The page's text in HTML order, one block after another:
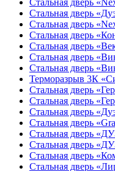
Стальная дверь
Стальная дверь
Стальная дверь
Стальная дверь
Стальная дверь
Стальная дверь
Стальная дверь
Терморазрыв 3К
Стальная дверь
Стальная дверь
Стальная дверь
Стальная дверь
Стальная дверь
Стальная дверь
Стальная дверь
Стальная дверь